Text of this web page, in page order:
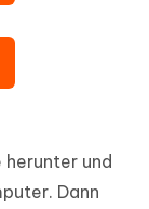
herunter und
Dann